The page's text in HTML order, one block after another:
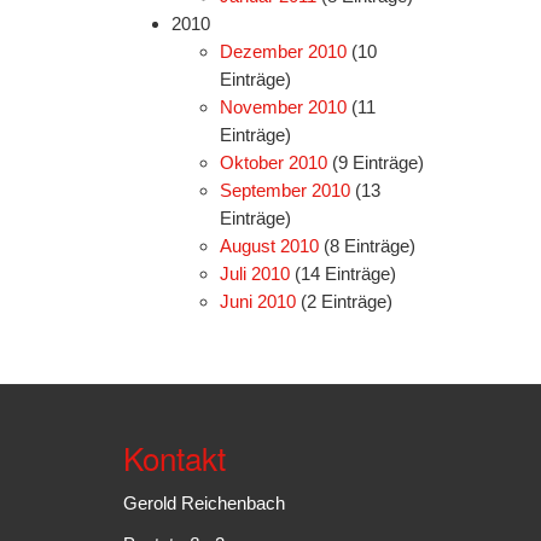
2010
Dezember 2010 (10
Einträge)
November 2010 (11
Einträge)
Oktober 2010 (9 Einträge)
September 2010 (13
Einträge)
August 2010 (8 Einträge)
Juli 2010 (14 Einträge)
Juni 2010 (2 Einträge)
Kontakt
Gerold Reichenbach